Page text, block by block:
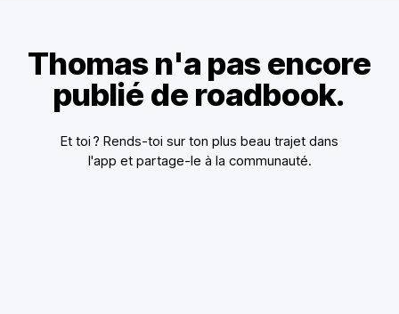
Thomas n'a pas encore
publié de roadbook.
Et toi ? Rends-toi sur ton plus beau trajet dans
l'app et partage-le à la communauté.